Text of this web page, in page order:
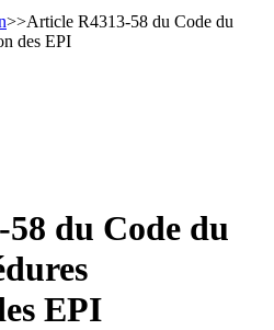
>>Article R4313-58 du Code du
des EPI
du Code du
EPI